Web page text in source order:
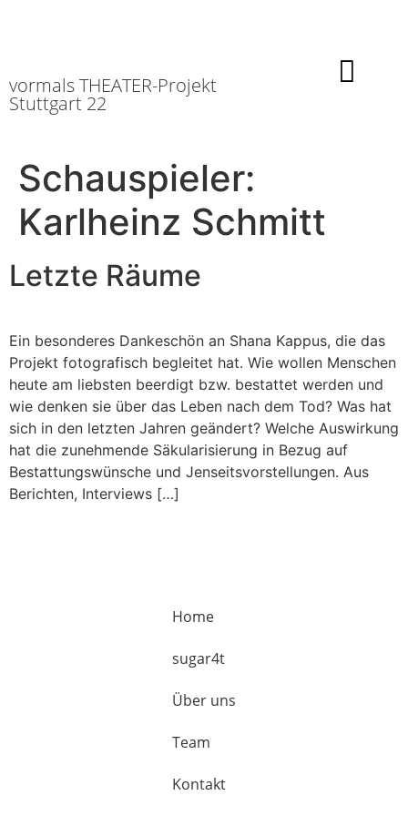
vormals THEATER-Projekt
Stuttgart 22
Schauspieler:
Karlheinz Schmitt
Letzte Räume
Ein besonderes Dankeschön an Shana Kappus, die das
Projekt fotografisch begleitet hat. Wie wollen Menschen
heute am liebsten beerdigt bzw. bestattet werden und
wie denken sie über das Leben nach dem Tod? Was hat
sich in den letzten Jahren geändert? Welche Auswirkung
hat die zunehmende Säkularisierung in Bezug auf
Bestattungswünsche und Jenseitsvorstellungen. Aus
Berichten, Interviews […]
Home
sugar4t
Über uns
Team
Kontakt